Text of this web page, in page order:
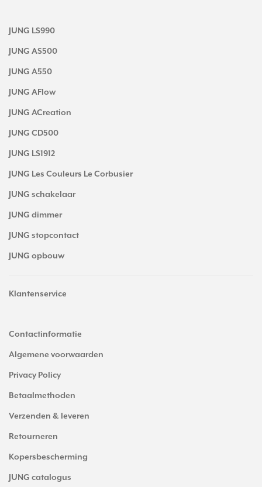
JUNG LS990
JUNG AS500
JUNG A550
JUNG AFlow
JUNG ACreation
JUNG CD500
JUNG LS1912
JUNG Les Couleurs Le Corbusier
JUNG schakelaar
JUNG dimmer
JUNG stopcontact
JUNG opbouw
Klantenservice
Contactinformatie
Algemene voorwaarden
Privacy Policy
Betaalmethoden
Verzenden & leveren
Retourneren
Kopersbescherming
JUNG catalogus